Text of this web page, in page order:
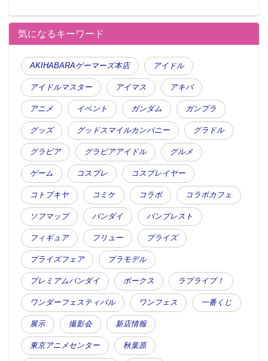
気になるキーワード
AKIHABARAゲーマーズ本店 アイドル
アイドルマスター アイマス アキバ
アニメ イベント ガンダム ガンプラ
グッズ グッドスマイルカンパニー グラドル
グラビア グラビアアイドル グルメ
ゲーム コスプレ コスプレイヤー
コトブキヤ コミケ コラボ コラボカフェ
ソフマップ バンダイ バンプレスト
フィギュア フリュー プライズ
プライズフェア プラモデル
プレミアムバンダイ ボークス ラブライブ！
ワンダーフェスティバル ワンフェス 一番くじ
展示 撮影会 新店情報
東京アニメセンター 秋葉原